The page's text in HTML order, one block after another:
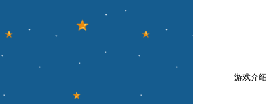
游戏介绍